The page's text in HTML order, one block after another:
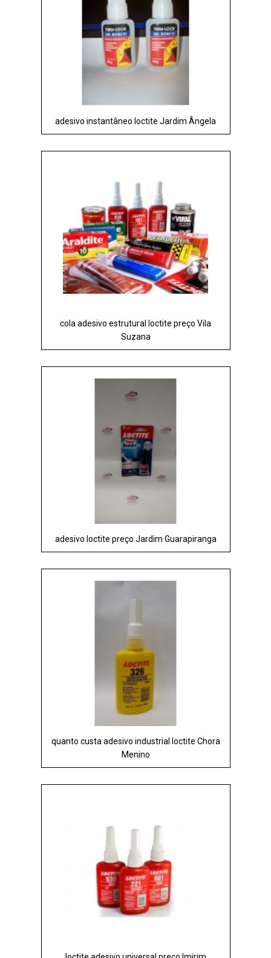
adesivo instantâneo loctite Jardim Ângela
cola adesivo estrutural loctite preço Vila
Suzana
adesivo loctite preço Jardim Guarapiranga
quanto custa adesivo industrial loctite Chora
Menino